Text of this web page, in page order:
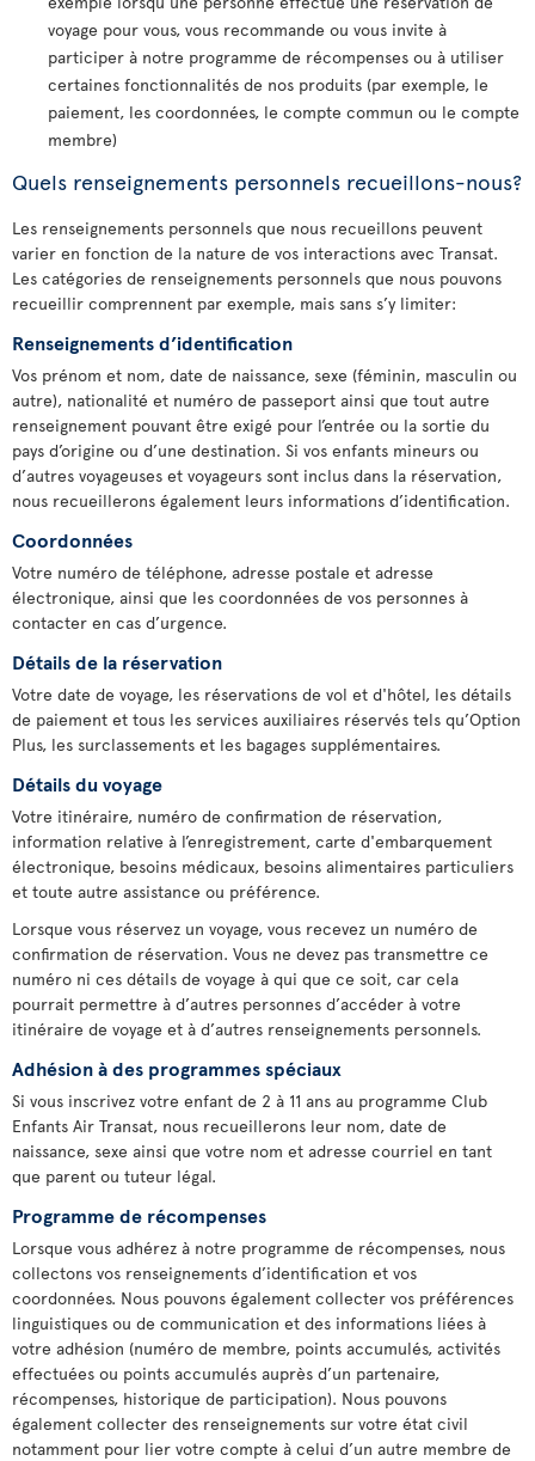
voyage pour vous, vous recommande ou vous invite à
participer à notre programme de récompenses ou à utiliser
certaines fonctionnalités de nos produits (par exemple, le
paiement, les coordonnées, le compte commun ou le compte
membre)
Quels renseignements personnels recueillons-nous?
Les renseignements personnels que nous recueillons peuvent
varier en fonction de la nature de vos interactions avec Transat.
Les catégories de renseignements personnels que nous pouvons
recueillir comprennent par exemple, mais sans s’y limiter:
Renseignements d’identification
Vos prénom et nom, date de naissance, sexe (féminin, masculin ou
autre), nationalité et numéro de passeport ainsi que tout autre
renseignement pouvant être exigé pour l’entrée ou la sortie du
pays d’origine ou d’une destination. Si vos enfants mineurs ou
d’autres voyageuses et voyageurs sont inclus dans la réservation,
nous recueillerons également leurs informations d’identification.
Coordonnées
Votre numéro de téléphone, adresse postale et adresse
électronique, ainsi que les coordonnées de vos personnes à
contacter en cas d’urgence.
Détails de la réservation
Votre date de voyage, les réservations de vol et d'hôtel, les détails
de paiement et tous les services auxiliaires réservés tels qu’Option
Plus, les surclassements et les bagages supplémentaires.
Détails du voyage
Votre itinéraire, numéro de confirmation de réservation,
information relative à l’enregistrement, carte d'embarquement
électronique, besoins médicaux, besoins alimentaires particuliers
et toute autre assistance ou préférence.
Lorsque vous réservez un voyage, vous recevez un numéro de
confirmation de réservation. Vous ne devez pas transmettre ce
numéro ni ces détails de voyage à qui que ce soit, car cela
pourrait permettre à d’autres personnes d’accéder à votre
itinéraire de voyage et à d’autres renseignements personnels.
Adhésion à des programmes spéciaux
Si vous inscrivez votre enfant de 2 à 11 ans au programme Club
Enfants Air Transat, nous recueillerons leur nom, date de
naissance, sexe ainsi que votre nom et adresse courriel en tant
que parent ou tuteur légal.
Programme de récompenses
Lorsque vous adhérez à notre programme de récompenses, nous
collectons vos renseignements d’identification et vos
coordonnées. Nous pouvons également collecter vos préférences
linguistiques ou de communication et des informations liées à
votre adhésion (numéro de membre, points accumulés, activités
effectuées ou points accumulés auprès d’un partenaire,
récompenses, historique de participation). Nous pouvons
également collecter des renseignements sur votre état civil
notamment pour lier votre compte à celui d’un autre membre de